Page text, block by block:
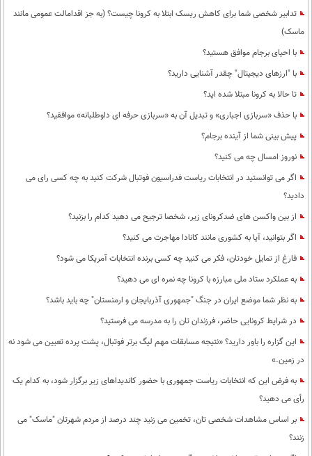
تدابیر شخصی شما برای کاهش ریسک ابتلا به کرونا چیست؟ (به جز اقدامالت عمومی مانند
ماسک)
با احیای برجام موافق هستید؟
با "ارزهای دیجیتال" چقدر آشنایی دارید؟
تا حالا به کرونا مبتلا شده اید؟
با حذف «سربازی اجباری» و تبدیل آن به «سربازی حرفه ای داوطلبانه» موافقید؟
پیش بینی شما از آینده برجام؟
نوروز امسال چه می کنید؟
اگر می توانستید در انتخابات ریاست فدراسیون فوتبال شرکت کنید به چه کسی رای می
دادید؟
از بین واکسن های ضدکرونای زیر، شخصا ترجیح می دهید کدام را بزنید؟
اگر بتوانید، آیا به کشوری مانند کانادا مهاجرت می کنید؟
فارغ از تمایل خودتان، فکر می کنید چه کسی برنده انتخابات آمریکا می شود؟
به عملکرد ستاد ملی مبارزه با کرونا چه نمره ای می دهید؟
به نظر شما موضع ایران در جنگ "جمهوری آذربایجان و ارمنستان" چه باید باشد؟
در شرایط کرونایی حاضر، فرزندان تان را به مدرسه می فرستید؟
این گزاره را باور دارید؟ «نتیجه مسابقات مهم لیگ برتر فوتبال، پشت پرده تعیین می شود نه
در زمین.»
به فرض این که انتخابات ریاست جمهوری با حضور کاندیداهای زیر برگزار شود، به کدام یک
رأی می دهید؟
بر اساس مشاهدات شخصی تان، تخمین می زنید چند درصد از مردم شهرتان "ماسک" می
زنند؟